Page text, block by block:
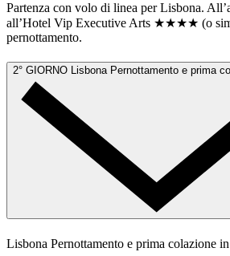
Partenza con volo di linea per Lisbona.
all’Hotel Vip Executive Arts ★★★★ (o
pernottamento.
2° GIORNO Lisbona Pernottamento e prima
Lisbona Pernottamento e prima colazione